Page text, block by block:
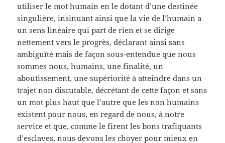
utiliser le mot humain en le dotant d’une destinée
singulière, insinuant ainsi que la vie de l’humain a
un sens linéaire qui part de rien et se dirige
nettement vers le progrès, déclarant ainsi sans
ambiguïté mais de façon sous-entendue que nous
sommes nous, humains, une finalité, un
aboutissement, une supériorité à atteindre dans un
trajet non discutable, décrétant de cette façon et sans
un mot plus haut que l’autre que les non humains
existent pour nous, en regard de nous, à notre
service et que, comme le firent les bons trafiquants
d’esclaves, nous devons les choyer pour mieux en